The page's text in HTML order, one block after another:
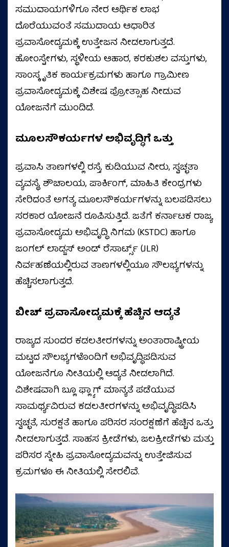
ಸಮುದಾಯಗಳಿಗೂ ನೇರ ಆರ್ಥಿಕ ಲಾಭ
ದೊರೆಯುವಂತೆ ಸಮುದಾಯ ಆಧಾರಿತ
ಪ್ರವಾಸೋದ್ಯಮಕ್ಕೆ ಉತ್ತೇಜನ ನೀಡಲಾಗುತ್ತದೆ.
ಹೋಂಸ್ಟೇಗಳು, ಸ್ಥಳೀಯ ಆಹಾರ, ಕರಕುಶಲ ವಸ್ತುಗಳು,
ಸಾಂಸ್ಕೃತಿಕ ಕಾರ್ಯಕ್ರಮಗಳು ಹಾಗೂ ಗ್ರಾಮೀಣ
ಪ್ರವಾಸೋದ್ಯಮಕ್ಕೆ ವಿಶೇಷ ಪ್ರೋತ್ಸಾಹ ನೀಡುವ
ಯೋಜನೆಗೆ ಮುಂದಿದೆ.
ಮೂಲಸೌಕರ್ಯಗಳ ಅಭಿವೃದ್ಧಿಗೆ ಒತ್ತು
ಪ್ರವಾಸಿ ತಾಣಗಳಲ್ಲಿ ರಸ್ತೆ, ಕುಡಿಯುವ ನೀರು, ಸ್ವಚ್ಛತಾ
ವ್ಯವಸ್ಥೆ, ಶೌಚಾಲಯ, ಪಾರ್ಕಿಂಗ್, ಮಾಹಿತಿ ಕೇಂದ್ರಗಳು
ಸೇರಿದಂತೆ ಅಗತ್ಯ ಮೂಲಸೌಕರ್ಯಗಳನ್ನು ಬಲಪಡಿಸಲು
ಸರಕಾರ ಯೋಜನೆ ರೂಪಿಸುತ್ತಿದೆ. ಜತೆಗೆ ಕರ್ನಾಟಕ ರಾಜ್ಯ
ಪ್ರವಾಸೋದ್ಯಮ ಅಭಿವೃದ್ಧಿ ನಿಗಮ (KSTDC) ಹಾಗೂ
ಜಂಗಲ್ ಲಾಡ್ಜಸ್ ಅಂಡ್ ರೆಸಾರ್ಟ್ಸ್ (JLR)
ನಿರ್ವಹಣೆಯಲ್ಲಿರುವ ತಾಣಗಳಲ್ಲಿಯೂ ಸೌಲಭ್ಯಗಳನ್ನು
ಹೆಚ್ಚಿಸಲಾಗುತ್ತದೆ.
ಬೀಚ್ ಪ್ರವಾಸೋದ್ಯಮಕ್ಕೆ ಹೆಚ್ಚಿನ ಆದ್ಯತೆ
ರಾಜ್ಯದ ಸುಂದರ ಕಡಲತೀರಗಳನ್ನು ಅಂತಾರಾಷ್ಟ್ರೀಯ
ಮಟ್ಟದ ಸೌಲಭ್ಯಗಳೊಂದಿಗೆ ಅಭಿವೃದ್ಧಿಪಡಿಸುವ
ಯೋಜನೆಗೂ ನೀತಿಯಲ್ಲಿ ಆದ್ಯತೆ ನೀಡಲಾಗಿದೆ.
ವಿಶೇಷವಾಗಿ ಬ್ಲೂ ಫ್ಲ್ಯಾಗ್‌ ಮಾನ್ಯತೆ ಪಡೆಯುವ
ಸಾಮರ್ಥ್ಯವಿರುವ ಕಡಲತೀರಗಳನ್ನು ಅಭಿವೃದ್ಧಿಪಡಿಸಿ
ಸ್ವಚ್ಛತೆ, ಸುರಕ್ಷತೆ ಹಾಗೂ ಪರಿಸರ ಸಂರಕ್ಷಣೆಗೆ ಹೆಚ್ಚಿನ ಒತ್ತು
ನೀಡಲಾಗುತ್ತದೆ. ಸಾಹಸ ಕ್ರೀಡೆಗಳು, ಜಲಕ್ರೀಡೆಗಳು ಮತ್ತು
ಪರಿಸರ ಸ್ನೇಹಿ ಪ್ರವಾಸೋದ್ಯಮವನ್ನು ಉತ್ತೇಜಿಸುವ
ಕ್ರಮಗಳೂ ಈ ನೀತಿಯಲ್ಲಿ ಸೇರಲಿವೆ.